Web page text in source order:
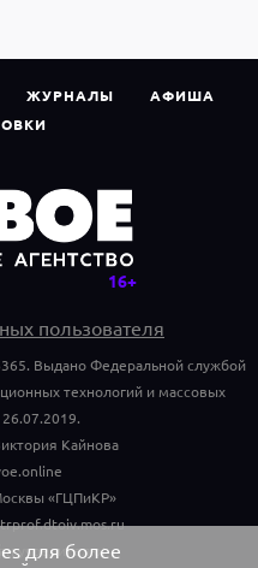
ЖУРНАЛЫ
АФИША
пользователя
Выдано Федеральной службой
технологий и массовых
Кайнова
«ГЦПиКР»
учредителю:
для более